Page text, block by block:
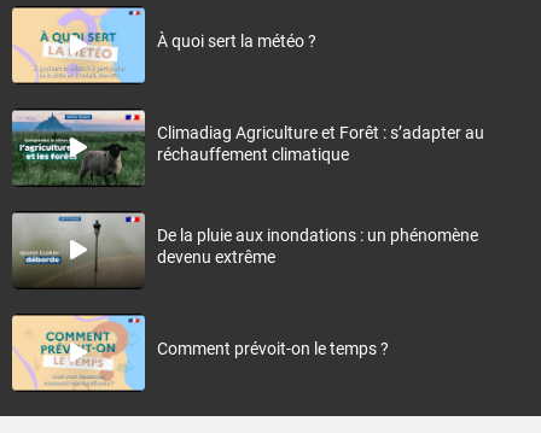
À quoi sert la météo ?
Climadiag Agriculture et Forêt : s’adapter au
réchauffement climatique
De la pluie aux inondations : un phénomène
devenu extrême
Comment prévoit-on le temps ?